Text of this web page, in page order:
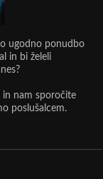
ugodno ponudbo
in bi želeli
in nam sporočite
poslušalcem.